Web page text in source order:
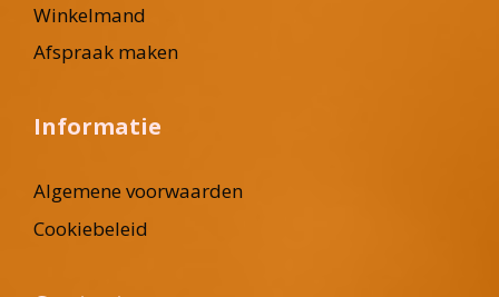
Winkelmand
Afspraak maken
Informatie
Algemene voorwaarden
Cookiebeleid